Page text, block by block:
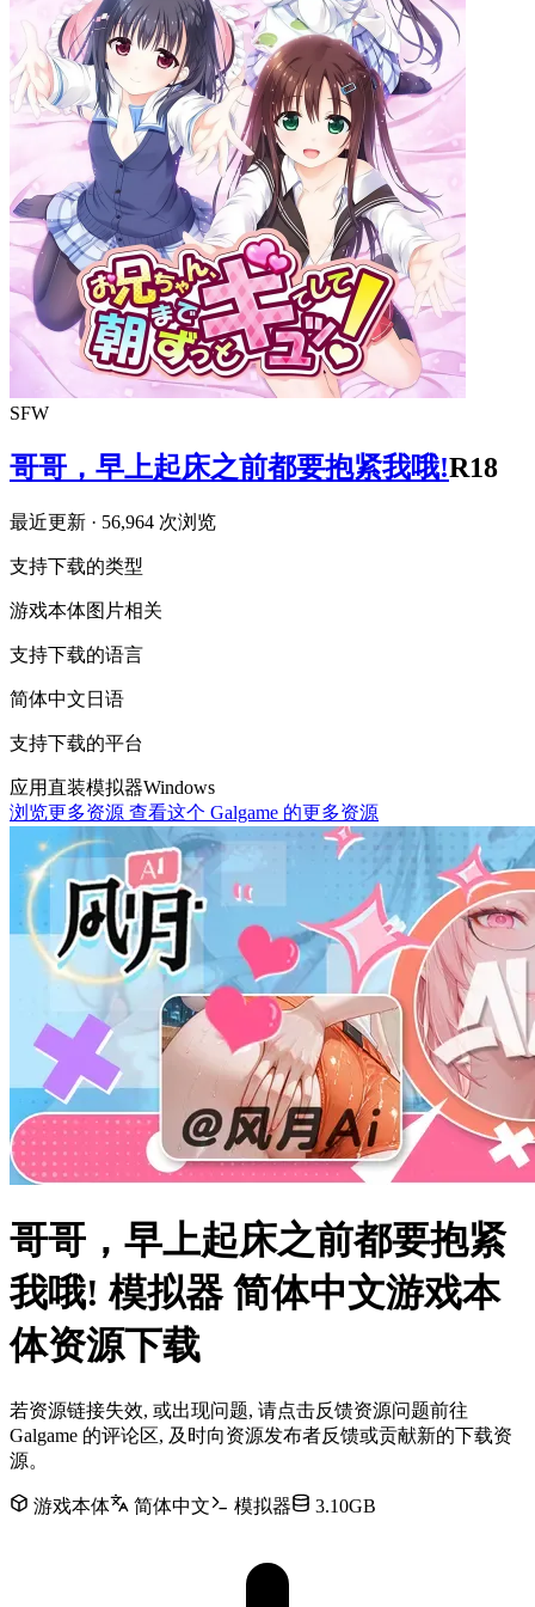
SFW
哥哥，早上起床之前都要抱紧我哦!R18
最近更新 · 56,964 次浏览
支持下载的类型
游戏本体图片相关
支持下载的语言
简体中文 日语
支持下载的平台
应用直装模拟器Windows
浏览更多资源 查看这个 Galgame 的更多资源
哥哥，早上起床之前都要抱紧
我哦! 模拟器 简体中文游戏本
体资源下载
若资源链接失效, 或出现问题, 请点击反馈资源问题前往
Galgame 的评论区, 及时向资源发布者反馈或贡献新的下载资
源。
游戏本体 简体中文 模拟器 3.10GB